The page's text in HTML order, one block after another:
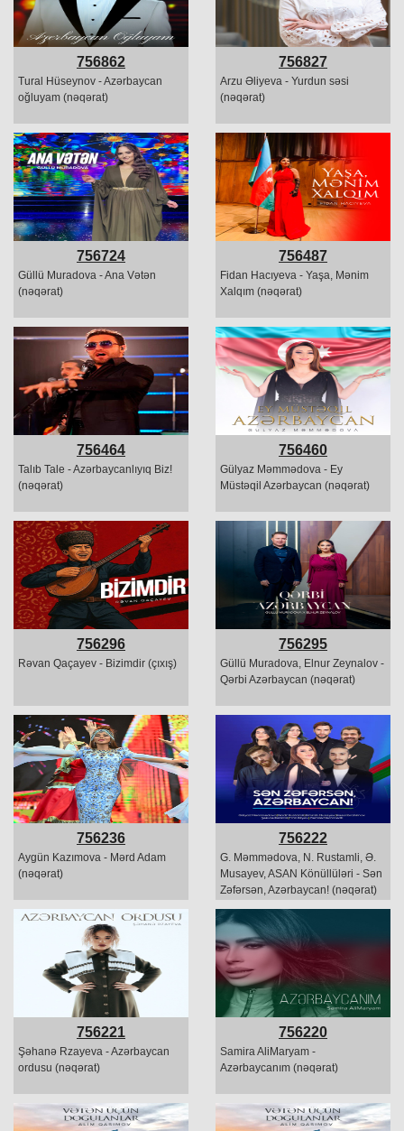
756862
Tural Hüseynov - Azərbaycan
oğluyam (nəqərat)
756827
Arzu Əliyeva - Yurdun səsi
(nəqərat)
756724
Güllü Muradova - Ana Vətən
(nəqərat)
756487
Fidan Hacıyeva - Yaşa, Mənim
Xalqım (nəqərat)
756464
Talıb Tale - Azərbaycanlıyıq Biz!
(nəqərat)
756460
Gülyaz Məmmədova - Ey
Müstəqil Azərbaycan (nəqərat)
756296
Rəvan Qaçayev - Bizimdir (çıxış)
756295
Güllü Muradova, Elnur Zeynalov -
Qərbi Azərbaycan (nəqərat)
756236
Aygün Kazımova - Mərd Adam
(nəqərat)
756222
G. Məmmədova, N. Rustamli, Ə.
Musayev, ASAN Könüllüləri - Sən
Zəfərsən, Azərbaycan! (nəqərat)
756221
Şəhanə Rzayeva - Azərbaycan
ordusu (nəqərat)
756220
Samira AliMaryam -
Azərbaycanım (nəqərat)